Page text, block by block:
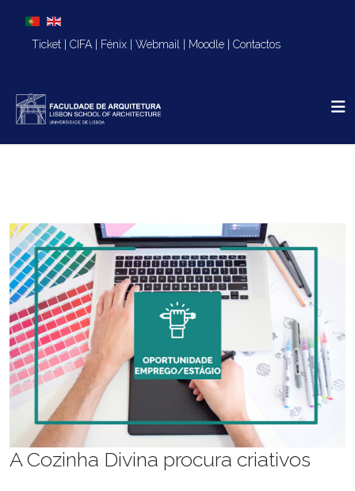
Escolha o seu idioma
Ticket CIFA Fénix Webmail Moodle Contactos
A Cozinha Divina procura criativos